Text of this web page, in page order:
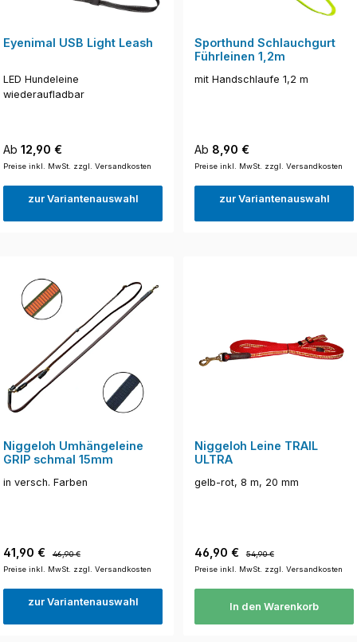
Eyenimal USB Light Leash
LED Hundeleine
wiederaufladbar
Regulärer Preis:
Ab 12,90 €
Preise inkl. MwSt. zzgl. Versandkosten
zur Variantenauswahl
Sporthund Schlauchgurt
Führleinen 1,2m
mit Handschlaufe 1,2 m
Regulärer Preis:
Ab 8,90 €
Preise inkl. MwSt. zzgl. Versandkosten
zur Variantenauswahl
Niggeloh Umhängeleine
GRIP schmal 15mm
in versch. Farben
Verkaufspreis:
41,90 € Regulärer Preis:
46,90 €
Preise inkl. MwSt. zzgl. Versandkosten
zur Variantenauswahl
Niggeloh Leine TRAIL
ULTRA
gelb-rot, 8 m, 20 mm
Verkaufspreis:
46,90 € Regulärer Preis:
54,90 €
Preise inkl. MwSt. zzgl. Versandkosten
In den Warenkorb